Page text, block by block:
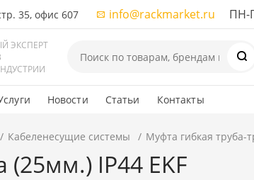
35, офис 607 info@rackmarket.ru ПН-
ЭКСПЕРТ
Новости Статьи Контакты
Кабеленесущие системы Муфта гибкая труба-
(25мм.) IP44 EKF